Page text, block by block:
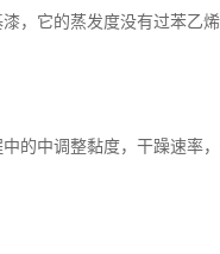
，它的蒸发度没有过苯乙烯
的中调整黏度，干躁速率